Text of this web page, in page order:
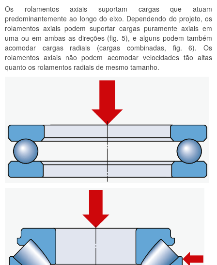
Os rolamentos axiais suportam cargas que atuam
predominantemente ao longo do eixo. Dependendo do projeto, os
rolamentos axiais podem suportar cargas puramente axiais em
uma ou em ambas as direções (fig. 5), e alguns podem também
acomodar cargas radiais (cargas combinadas, fig. 6). Os
rolamentos axiais não podem acomodar velocidades tão altas
quanto os rolamentos radiais de mesmo tamanho.